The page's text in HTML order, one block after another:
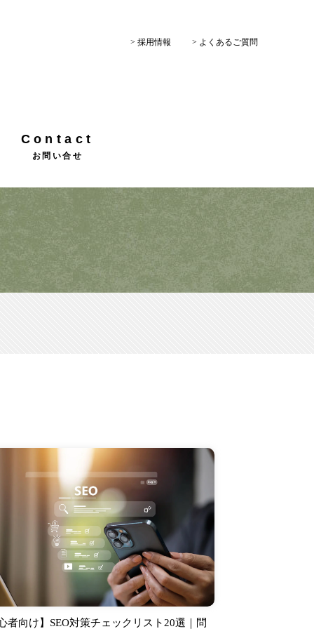
Contact
お問い合せ
> 採用情報 > よくあるご質問
者向け】SEO対策チェックリスト20選｜問